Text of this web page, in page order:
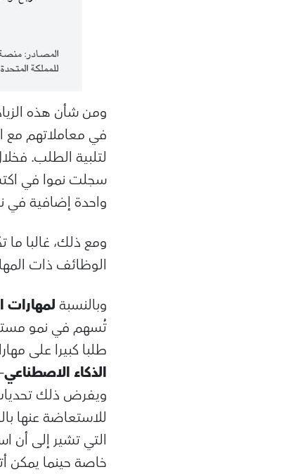
ومن شأن هذه
في معاملاتهم مع
لتلبية الطلب.
واحدة إضافية في
ومع ذلك، غالبا ما
الوظائف ذات
وبالنسبةلمهارات
تُسهم في نمو
طلبا كبيرا على
الذكاء الاصطناعي
ويفرض ذلك
للاستعاضة عنها
التي تشير إلى
خاصة حينما يمكن